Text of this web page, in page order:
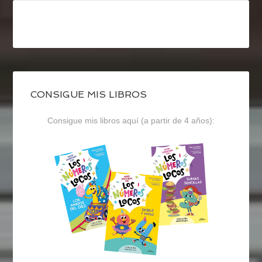
CONSIGUE MIS LIBROS
Consigue mis libros aquí (a partir de 4 años):